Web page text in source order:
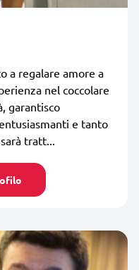
a regalare amore a
nel coccolare
garantisco
e tanto
tratt...